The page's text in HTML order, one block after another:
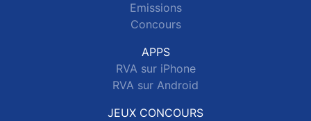
Emissions
Concours
APPS
RVA sur iPhone
RVA sur Android
JEUX CONCOURS